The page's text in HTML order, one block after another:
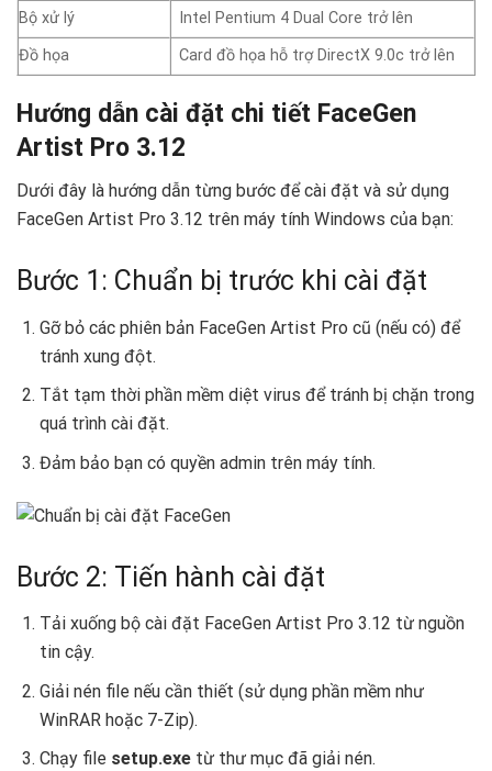
Bộ xử lý
Intel Pentium 4 Dual Core trở lên
Đồ họa
Card đồ họa hỗ trợ DirectX 9.0c trở lên
Hướng dẫn cài đặt chi tiết FaceGen
Artist Pro 3.12
Dưới đây là hướng dẫn từng bước để cài đặt và sử dụng
FaceGen Artist Pro 3.12 trên máy tính Windows của bạn:
Bước 1: Chuẩn bị trước khi cài đặt
Gỡ bỏ các phiên bản FaceGen Artist Pro cũ (nếu có) để
tránh xung đột.
Tắt tạm thời phần mềm diệt virus để tránh bị chặn trong
quá trình cài đặt.
Đảm bảo bạn có quyền admin trên máy tính.
Bước 2: Tiến hành cài đặt
Tải xuống bộ cài đặt FaceGen Artist Pro 3.12 từ nguồn
tin cậy.
Giải nén file nếu cần thiết (sử dụng phần mềm như
WinRAR hoặc 7-Zip).
Chạy file setup.exetừ thư mục đã giải nén.